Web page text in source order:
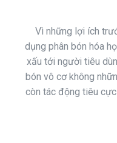
Vì những lợi ích
dụng phân bón hóa
xấu tới người tiêu
bón vô cơ không
còn tác động tiêu